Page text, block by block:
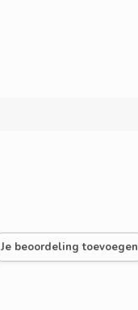
Je beoordeling toevoegen